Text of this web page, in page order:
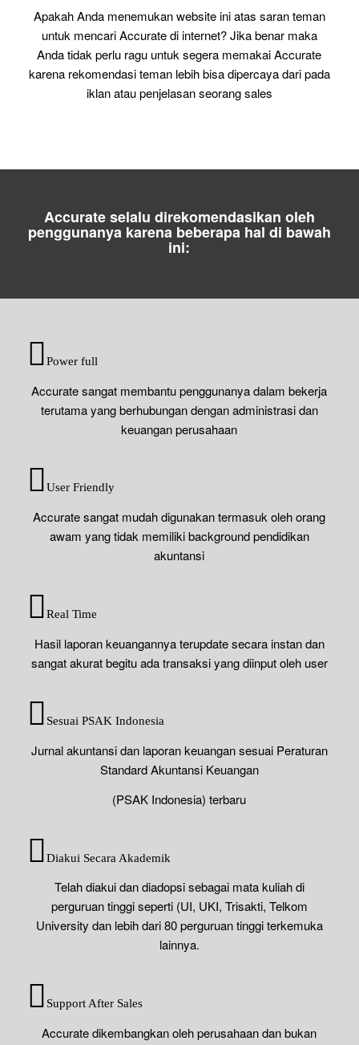
Apakah Anda menemukan website ini atas saran teman
untuk mencari Accurate di internet? Jika benar maka
Anda tidak perlu ragu untuk segera memakai Accurate
karena rekomendasi teman lebih bisa dipercaya dari pada
iklan atau penjelasan seorang sales
Accurate selalu direkomendasikan oleh
penggunanya karena beberapa hal di bawah
ini:
Power full
Accurate sangat membantu penggunanya dalam bekerja
terutama yang berhubungan dengan administrasi dan
keuangan perusahaan
User Friendly
Accurate sangat mudah digunakan termasuk oleh orang
awam yang tidak memiliki background pendidikan
akuntansi
Real Time
Hasil laporan keuangannya terupdate secara instan dan
sangat akurat begitu ada transaksi yang diinput oleh user
Sesuai PSAK Indonesia
Jurnal akuntansi dan laporan keuangan sesuai Peraturan
Standard Akuntansi Keuangan
(PSAK Indonesia) terbaru
Diakui Secara Akademik
Telah diakui dan diadopsi sebagai mata kuliah di
perguruan tinggi seperti (UI, UKI, Trisakti, Telkom
University dan lebih dari 80 perguruan tinggi terkemuka
lainnya.
Support After Sales
Accurate dikembangkan oleh perusahaan dan bukan